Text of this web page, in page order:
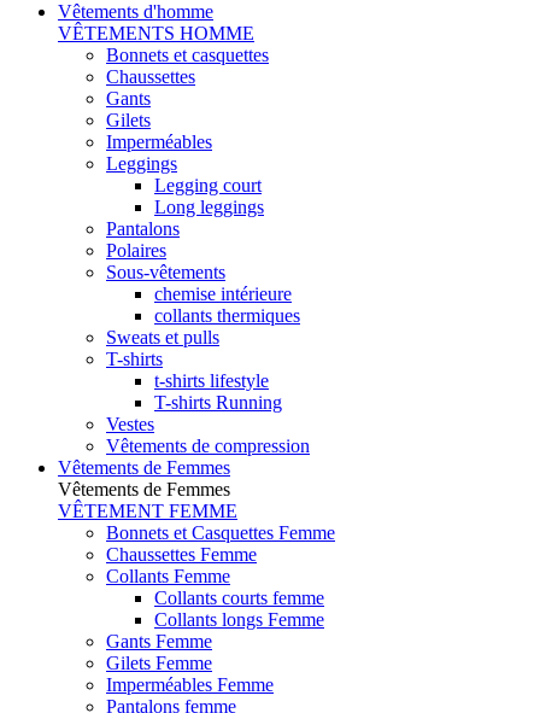
Vêtements d'homme
VÊTEMENTS HOMME
Bonnets et casquettes
Chaussettes
Gants
Gilets
Imperméables
Leggings
Legging court
Long leggings
Pantalons
Polaires
Sous-vêtements
chemise intérieure
collants thermiques
Sweats et pulls
T-shirts
t-shirts lifestyle
T-shirts Running
Vestes
Vêtements de compression
Vêtements de Femmes
Vêtements de Femmes
VÊTEMENT FEMME
Bonnets et Casquettes Femme
Chaussettes Femme
Collants Femme
Collants courts femme
Collants longs Femme
Gants Femme
Gilets Femme
Imperméables Femme
Pantalons femme